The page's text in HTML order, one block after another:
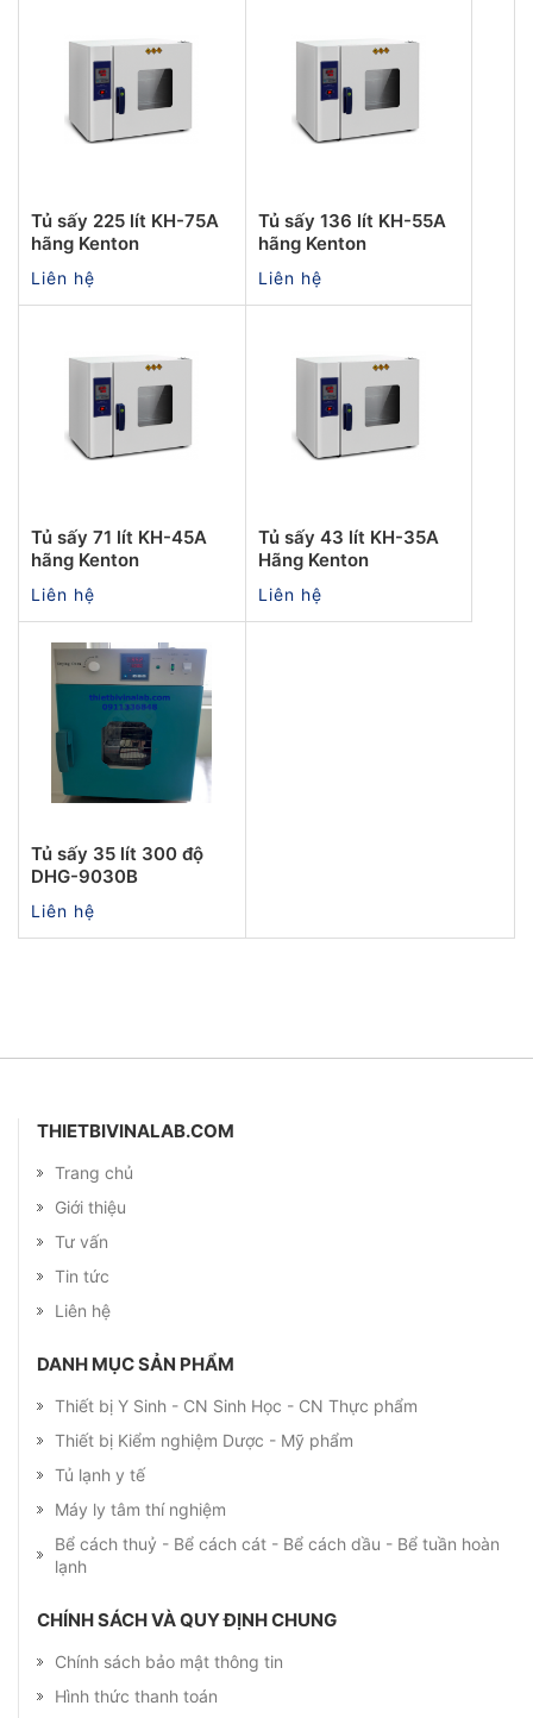
Tủ sấy 225 lít KH-75A
hãng Kenton
Liên hệ
Tủ sấy 136 lít KH-55A
hãng Kenton
Liên hệ
Tủ sấy 71 lít KH-45A
hãng Kenton
Liên hệ
Tủ sấy 43 lít KH-35A
Hãng Kenton
Liên hệ
Tủ sấy 35 lít 300 độ
DHG-9030B
Liên hệ
THIETBIVINALAB.COM
Trang chủ
Giới thiệu
Tư vấn
Tin tức
Liên hệ
DANH MỤC SẢN PHẨM
Thiết bị Y Sinh - CN Sinh Học - CN Thực phẩm
Thiết bị Kiểm nghiệm Dược - Mỹ phẩm
Tủ lạnh y tế
Máy ly tâm thí nghiệm
Bể cách thuỷ - Bể cách cát - Bể cách dầu - Bể tuần hoàn
lạnh
CHÍNH SÁCH VÀ QUY ĐỊNH CHUNG
Chính sách bảo mật thông tin
Hình thức thanh toán